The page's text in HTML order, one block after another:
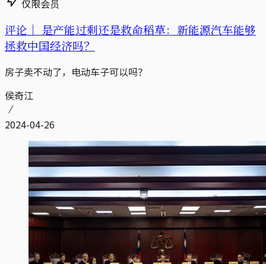
仅限会员
评论｜ 是产能过剩还是救命稻草：新能源汽车能够
拯救中国经济吗？
房子卖不动了，电动车子可以吗？
侯奇江
2024-04-26